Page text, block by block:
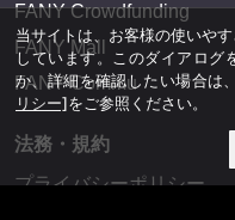
FANY Crowdfunding
FANY Mall
FANY Commu
法務・規約
プライバシーポリシー
当サイトは、お客様の使いや
しています。このダイアログ
か、詳細を確認したい場合は、
リシー]をご参照ください。